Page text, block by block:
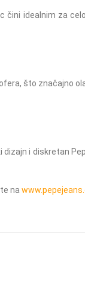
idealnim za
što značajno
i diskretan
na